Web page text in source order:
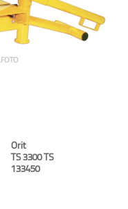
Orit
TS 3300 TS
133450